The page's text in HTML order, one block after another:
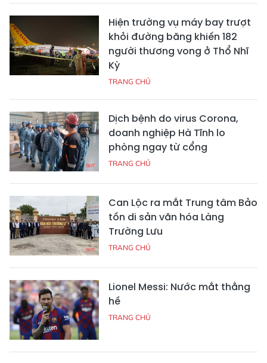
Hiện trường vụ máy bay trượt
khỏi đường băng khiến 182
người thương vong ở Thổ Nhĩ
Kỳ
TRANG CHỦ
Dịch bệnh do virus Corona,
doanh nghiệp Hà Tĩnh lo
phòng ngay từ cổng
TRANG CHỦ
Can Lộc ra mắt Trung tâm Bảo
tồn di sản văn hóa Làng
Trường Lưu
TRANG CHỦ
Lionel Messi: Nước mắt thằng
hề
TRANG CHỦ